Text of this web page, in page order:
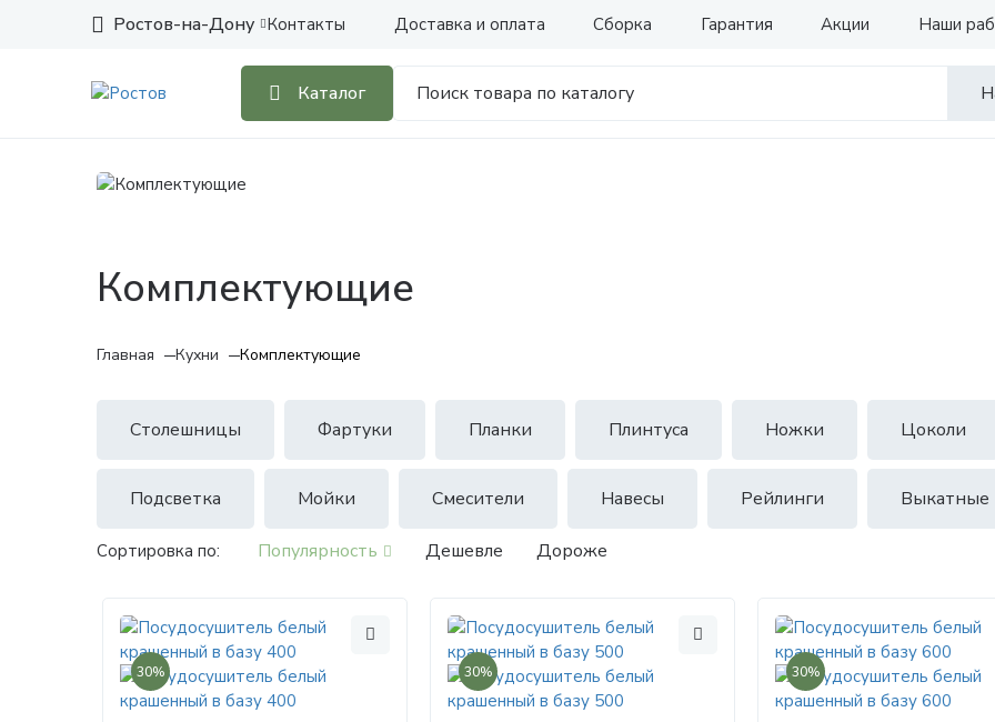
Ростов-на-Дону Контакты Доставка и оплата Сборка Гарантия Наши
Акции
Каталог
Комплектующие
Главная Кухни Комплектующие
Столешницы Фартуки Планки Плинтуса Ножки Цоколи
Подсветка Мойки Смесители Навесы Рейлинги Выкатные
Сортировка по: Популярность Дешевле Дороже
30% 30% 30%